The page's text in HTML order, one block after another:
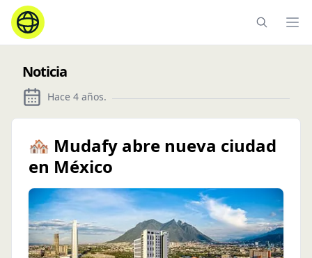
Noticia
Hace 4 años.
🏘 Mudafy abre nueva ciudad
en México